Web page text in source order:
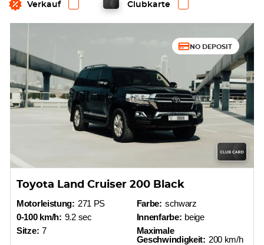
Verkauf Clubkarte
NO DEPOSIT
Toyota Land Cruiser 200 Black
Motorleistung: 271 PS
0-100 km/h: 9.2 sec
Sitze: 7
Farbe: schwarz
Innenfarbe: beige
Maximale
Geschwindigkeit: 200 km/h